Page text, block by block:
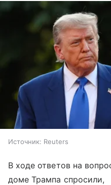
Источник: Reuters
В ходе ответов на
доме Трампа спросили,